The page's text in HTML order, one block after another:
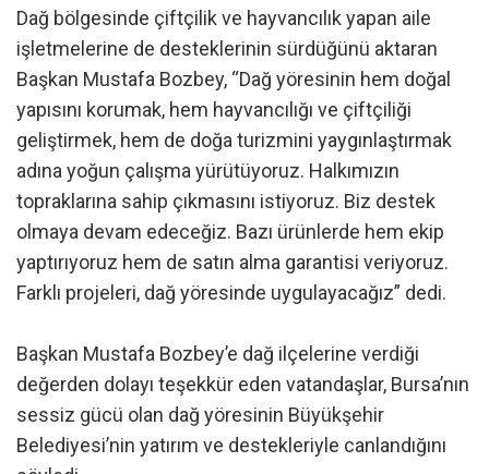
Dağ bölgesinde çiftçilik ve hayvancılık yapan aile
işletmelerine de desteklerinin sürdüğünü aktaran
Başkan Mustafa Bozbey, “Dağ yöresinin hem doğal
yapısını korumak, hem hayvancılığı ve çiftçiliği
geliştirmek, hem de doğa turizmini yaygınlaştırmak
adına yoğun çalışma yürütüyoruz. Halkımızın
topraklarına sahip çıkmasını istiyoruz. Biz destek
olmaya devam edeceğiz. Bazı ürünlerde hem ekip
yaptırıyoruz hem de satın alma garantisi veriyoruz.
Farklı projeleri, dağ yöresinde uygulayacağız” dedi.
Başkan Mustafa Bozbey’e dağ ilçelerine verdiği
değerden dolayı teşekkür eden vatandaşlar, Bursa’nın
sessiz gücü olan dağ yöresinin Büyükşehir
Belediyesi’nin yatırım ve destekleriyle canlandığını